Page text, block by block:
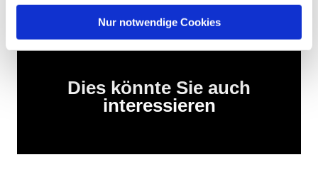
Nur notwendige Cookies
Dies könnte Sie auch
interessieren